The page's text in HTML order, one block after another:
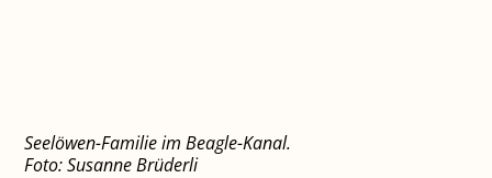
Seelöwen-Familie im Beagle-Kanal.
Foto: Susanne Brüderli